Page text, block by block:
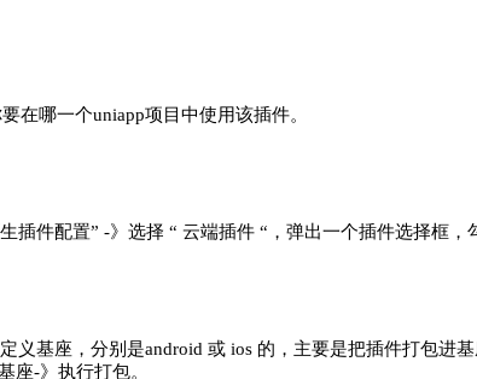
在哪一个uniapp项目中使用该插件。
件配置” -》选择 “ 云端插件 “，弹出一个插件选择框，
基座，分别是android 或 ios 的，主要是把插件打包进
座-》执行打包。